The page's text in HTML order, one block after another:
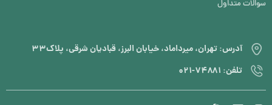
سوالات متداول
آدرس: تهران، میرداماد، خیابان البرز، قبادیان شرقی، پلاک۳۳
تلفن: ۷۴۸۸۱-۰۲۱